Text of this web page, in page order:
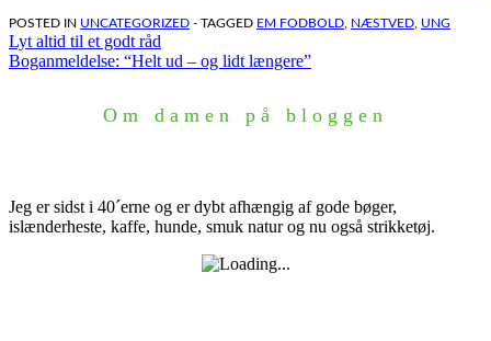
POSTED IN UNCATEGORIZED - TAGGED EM FODBOLD NÆSTVED UNG
Indlægsnavigation
Lyt altid til et godt råd
Boganmeldelse: “Helt ud – og lidt længere”
Om damen på bloggen
Jeg er sidst i 40´erne og er dybt afhængig af gode bøger,
islænderheste, kaffe, hunde, smuk natur og nu også strikketøj.